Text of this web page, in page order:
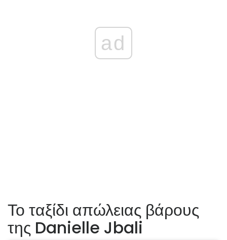
ad
Το ταξίδι απώλειας βάρους
της Danielle Jbali